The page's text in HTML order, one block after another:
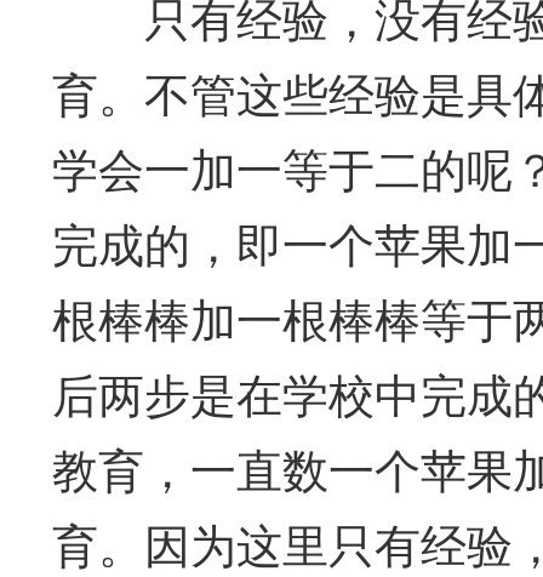
只有经验，没有经
育。不管这些经验是具
学会一加一等于二的呢
完成的，即一个苹果加
根棒棒加一根棒棒等于
后两步是在学校中完成
教育，一直数一个苹果
育。因为这里只有经验